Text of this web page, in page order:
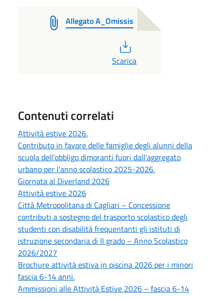
Allegato A_Omissis
Scarica
Contenuti correlati
Attività estive 2026.
Contributo in favore delle famiglie degli alunni della
scuola dell'obbligo dimoranti fuori dall'aggregato
urbano per l'anno scolastico 2025-2026.
Giornata al Diverland 2026
Attività estive 2026
Città Metropolitana di Cagliari – Concessione
contributi a sostegno del trasporto scolastico degli
studenti con disabilità frequentanti gli istituti di
istruzione secondaria di II grado – Anno Scolastico
2026/2027
Brochure attività estiva in piscina 2026 per i minori
fascia 6-14 anni.
Ammissioni alle Attività Estive 2026 – fascia 6-14